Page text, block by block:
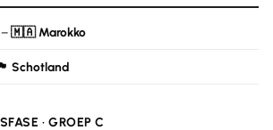
–🇲🇦 Marokko
🏴󠁧󠁢󠁳󠁣󠁴󠁿 Schotland
· GROEP C